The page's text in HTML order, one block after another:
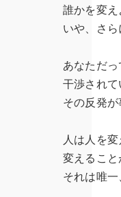
誰かを変え
いや、さら
あなただ
干渉され
その反発
人は人を変
変えること
それは唯一